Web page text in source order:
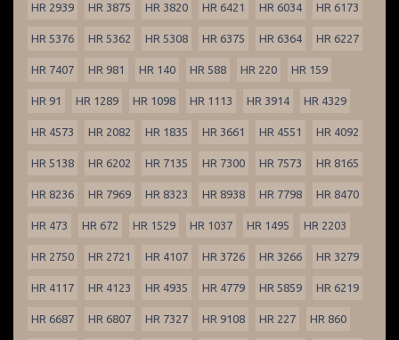
HR 2939 HR 3875 HR 3820 HR 6421 HR 6034 HR 6173
HR 5376 HR 5362 HR 5308 HR 6375 HR 6364 HR 6227
HR 7407 HR 981 HR 140 HR 588 HR 220 HR 159
HR 91 HR 1289 HR 1098 HR 1113 HR 3914 HR 4329
HR 4573 HR 2082 HR 1835 HR 3661 HR 4551 HR 4092
HR 5138 HR 6202 HR 7135 HR 7300 HR 7573 HR 8165
HR 8236 HR 7969 HR 8323 HR 8938 HR 7798 HR 8470
HR 473 HR 672 HR 1529 HR 1037 HR 1495 HR 2203
HR 2750 HR 2721 HR 4107 HR 3726 HR 3266 HR 3279
HR 4117 HR 4123 HR 4935 HR 4779 HR 5859 HR 6219
HR 6687 HR 6807 HR 7327 HR 9108 HR 227 HR 860